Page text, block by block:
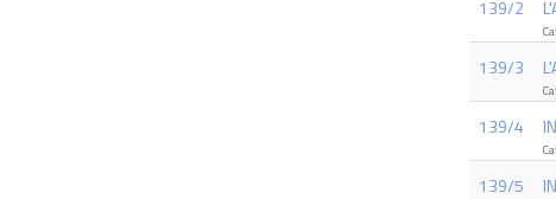
139/2
139/3
139/4
139/5